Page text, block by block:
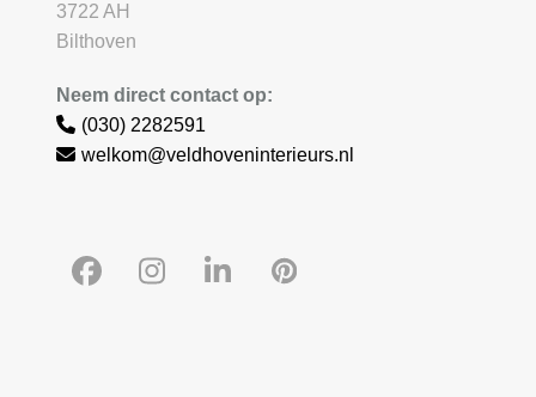
3722 AH
Bilthoven
Neem direct contact op:
(030) 2282591
welkom@veldhoveninterieurs.nl
Facebook
Instagram
LinkedInPinterest